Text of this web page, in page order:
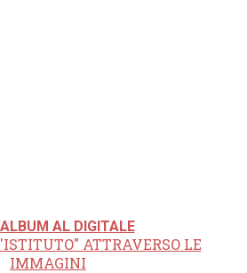
AL DIGITALE
ATTRAVERSO LE
IMMAGINI